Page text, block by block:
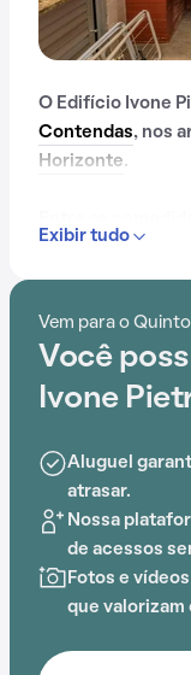
O Edifício Ivone
Contendas, nos
Horizonte.
UNIMED,
Paiva e
dia a dia.
segurança e
Moreira, é
churrasqueira, o
morar bem.
Exibir tudo
Vem para o
Você
Ivone
Aluguel
atrasar.
Nossa
de acessos
Fotos e
que valorizam